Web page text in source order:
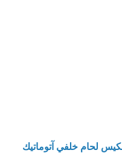
لحام خلفي آتوماتيك